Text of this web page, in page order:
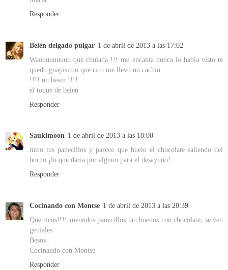
Responder
Belen delgado pulgar 1 de abril de 2013 a las 17:02
Waouuuuuuuu que chulada !!! me encanta nunca lo habia visto te
quedo guapisimo que rico me llevo un cachin
!!!! un besin !!!!
el toque de belen
Responder
Saukimoon 1 de abril de 2013 a las 18:00
miro tus panecillos y parece que huelo el chocolate saliendo del
horno ¡lo que daria por alguno para el desayuno!
Responder
Cocinando con Montse 1 de abril de 2013 a las 20:39
Que ricos!!!! menudos panecillos tan buenos con chocolate, se ven
geniales.
Besos
Cocinando con Montse
Responder